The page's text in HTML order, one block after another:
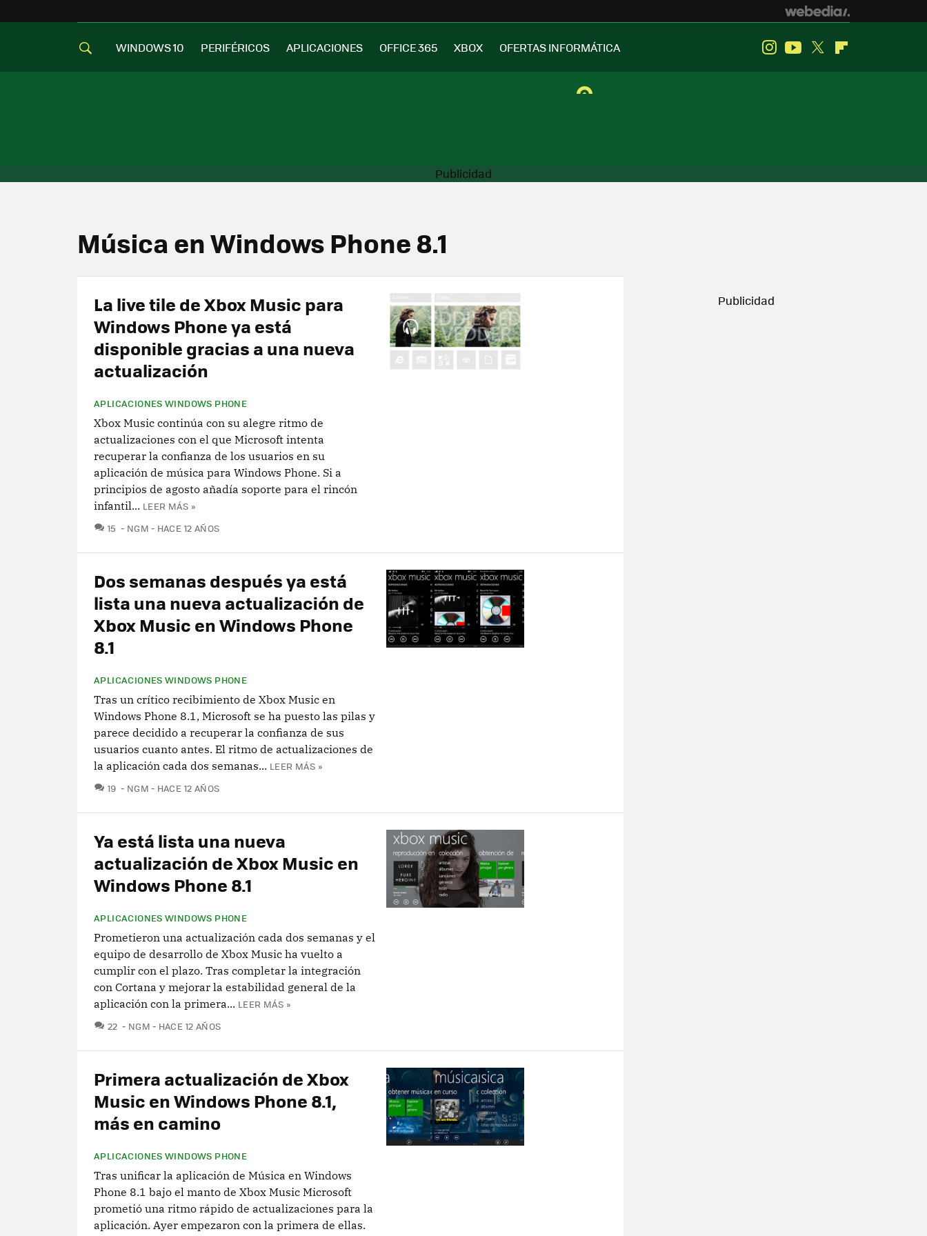
WINDOWS 10 PERIFÉRICOS APLICACIONES OFFICE 365 XBOX OFERTAS INFORMÁTICA InstagramYoutube
Twitter
Música en Windows Phone 8.1
La live tile de Xbox Music para
Windows Phone ya está
disponible gracias a una nueva
actualización
APLICACIONES WINDOWS PHONE
Xbox Music continúa con su alegre ritmo de
actualizaciones con el que Microsoft intenta
recuperar la confianza de los usuarios en su
aplicación de música para Windows Phone. Si a
principios de agosto añadía soporte para el rincón
infantil... LEER MÁS »
15 COMENTARIOS
NGM HACE 12 AÑOS
Dos semanas después ya está
lista una nueva actualización de
Xbox Music en Windows Phone
8.1
APLICACIONES WINDOWS PHONE
Tras un crítico recibimiento de Xbox Music en
Windows Phone 8.1, Microsoft se ha puesto las pilas y
parece decidido a recuperar la confianza de sus
usuarios cuanto antes. El ritmo de actualizaciones de
la aplicación cada dos semanas... LEER MÁS »
19 COMENTARIOS
NGM HACE 12 AÑOS
Ya está lista una nueva
actualización de Xbox Music en
Windows Phone 8.1
APLICACIONES WINDOWS PHONE
Prometieron una actualización cada dos semanas y el
equipo de desarrollo de Xbox Music ha vuelto a
cumplir con el plazo. Tras completar la integración
con Cortana y mejorar la estabilidad general de la
aplicación con la primera... LEER MÁS »
22 COMENTARIOS
NGM HACE 12 AÑOS
Primera actualización de Xbox
Music en Windows Phone 8.1,
más en camino
APLICACIONES WINDOWS PHONE
Tras unificar la aplicación de Música en Windows
Phone 8.1 bajo el manto de Xbox Music Microsoft
prometió una ritmo rápido de actualizaciones para la
aplicación. Ayer empezaron con la primera de ellas.